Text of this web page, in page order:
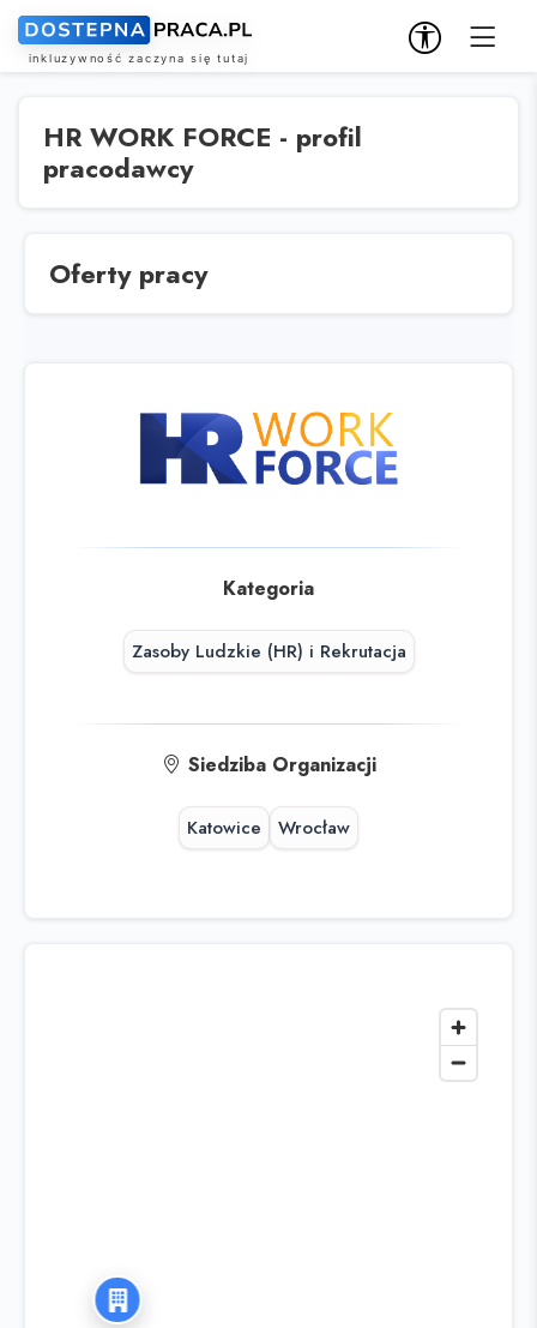
HR WORK FORCE - profil
pracodawcy
Oferty pracy
Kategoria
Zasoby Ludzkie (HR) i Rekrutacja
Siedziba Organizacji
Katowice Wrocław